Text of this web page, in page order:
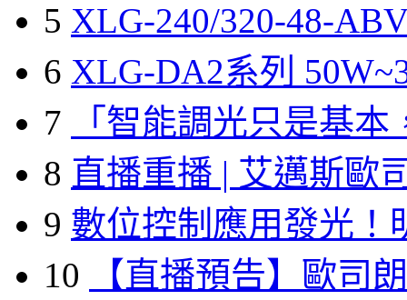
5 XLG-240/320-48-
6 XLG-DA2系列
7
「智能調光只是基本
8 直播重播 | 艾邁斯歐
9 數位控制應用發光！
10
【直播預告】歐司